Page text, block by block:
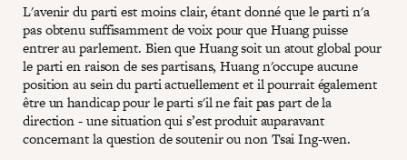
L'avenir du parti est moins clair, étant donné que le parti n'a
pas obtenu suffisamment de voix pour que Huang puisse
entrer au parlement. Bien que Huang soit un atout global pour
le parti en raison de ses partisans, Huang n'occupe aucune
position au sein du parti actuellement et il pourrait également
être un handicap pour le parti s'il ne fait pas part de la
direction - une situation qui s’est produit auparavant
concernant la question de soutenir ou non Tsai Ing-wen.